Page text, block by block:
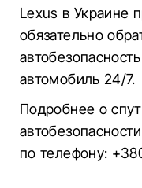
Lexus в Украине
обязательно
автомобиль 24/7.
Подробнее о
по телефону: